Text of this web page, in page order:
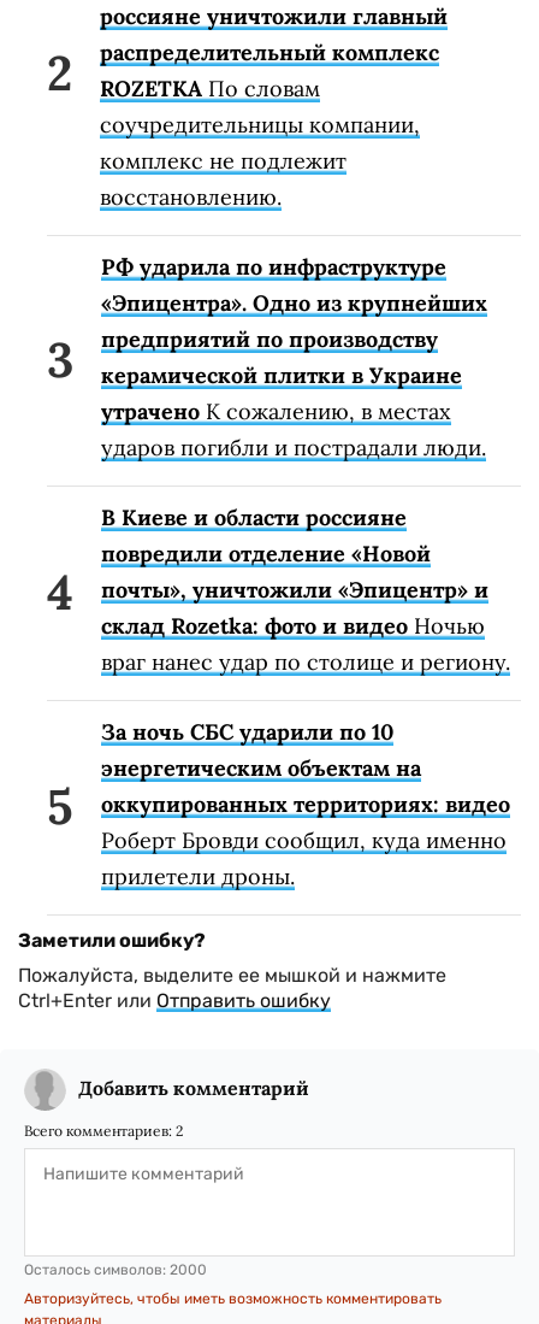
россияне уничтожили главный
распределительный комплекс
ROZETKA По словам
соучредительницы компании,
комплекс не подлежит
восстановлению.
РФ ударила по инфраструктуре
«Эпицентра». Одно из крупнейших
предприятий по производству
керамической плитки в Украине
утрачено К сожалению, в местах
ударов погибли и пострадали люди.
В Киеве и области россияне
повредили отделение «Новой
почты», уничтожили «Эпицентр» и
склад Rozetka: фото и видео Ночью
враг нанес удар по столице и региону.
За ночь СБС ударили по 10
энергетическим объектам на
оккупированных территориях: видео
Роберт Бровди сообщил, куда именно
прилетели дроны.
Заметили ошибку?
Пожалуйста, выделите ее мышкой и нажмите
Ctrl+Enter или Отправить ошибку
Добавить комментарий
Всего комментариев: 2
Осталось символов: 2000
Авторизуйтесь, чтобы иметь возможность комментировать
материалы